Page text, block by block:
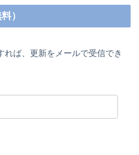
）
れば、更新をメールで受信でき